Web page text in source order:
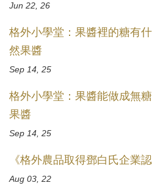
Jun 22, 26
格外小學堂：果醬裡的糖有
然果醬
Sep 14, 25
格外小學堂：果醬能做成無
果醬
Sep 14, 25
《格外農品取得鄧白氏企業
Aug 03, 22